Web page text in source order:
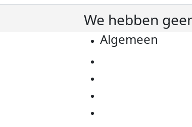
We hebben
Algemeen